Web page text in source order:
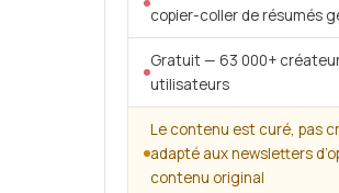
copier-coller de résumés
Gratuit — 63 000+
utilisateurs
Le contenu est curé, pas
adapté aux newsletters
contenu original